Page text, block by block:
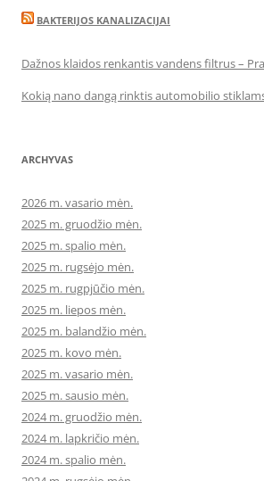
BAKTERIJOS KANALIZACIJAI
Dažnos klaidos renkantis vandens filtrus –
Kokią nano dangą rinktis automobilio
ARCHYVAS
2026 m. vasario mėn.
2025 m. gruodžio mėn.
2025 m. spalio mėn.
2025 m. rugsėjo mėn.
2025 m. rugpjūčio mėn.
2025 m. liepos mėn.
2025 m. balandžio mėn.
2025 m. kovo mėn.
2025 m. vasario mėn.
2025 m. sausio mėn.
2024 m. gruodžio mėn.
2024 m. lapkričio mėn.
2024 m. spalio mėn.